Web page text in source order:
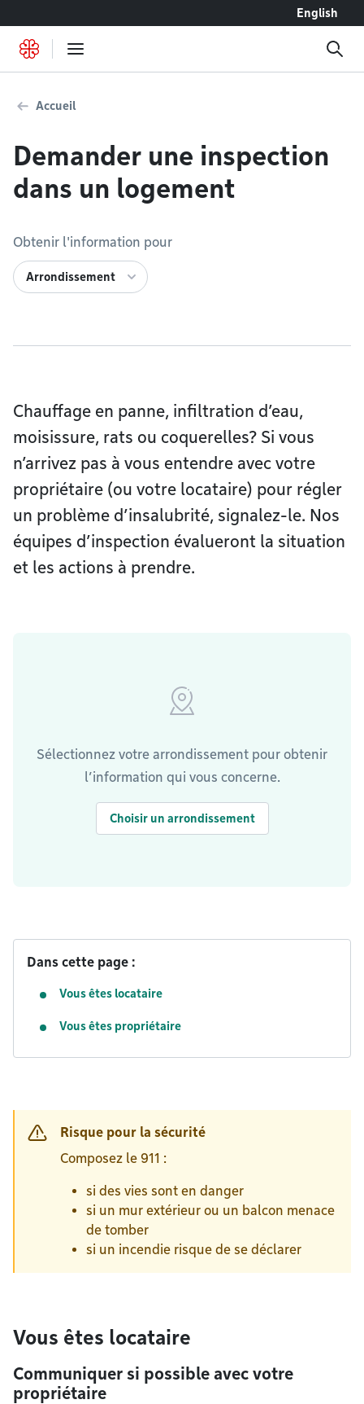
English
Accueil
Demander une inspection
dans un logement
Obtenir l'information pour
Arrondissement
Chauffage en panne, infiltration d’eau,
moisissure, rats ou coquerelles? Si vous
n’arrivez pas à vous entendre avec votre
propriétaire (ou votre locataire) pour régler
un problème d’insalubrité, signalez-le. Nos
équipes d’inspection évalueront la situation
et les actions à prendre.
Sélectionnez votre arrondissement pour obtenir
l’information qui vous concerne.
Choisir un arrondissement
Dans cette page :
Vous êtes locataire
Vous êtes propriétaire
Risque pour la sécurité
Composez le 911 :
si des vies sont en danger
si un mur extérieur ou un balcon menace
de tomber
si un incendie risque de se déclarer
Vous êtes locataire
Communiquer si possible avec votre
propriétaire